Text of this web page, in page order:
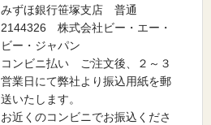
みずほ銀行笹塚支店 普通
2144326 株式会社ビー・エー・
ビー・ジャパン
コンビニ払い ご注文後、２～３
営業日にて弊社より振込用紙を郵
送いたします。
お近くのコンビニでお振込くださ